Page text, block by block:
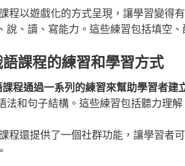
程以遊戲化的方式呈現，讓學習變得
說、讀、寫能力。這些練習包括填空
課程的練習和學習方式
程通過一系列的練習來幫助學習者建
法和句子結構。這些練習包括聽力理
程還提供了一個社群功能，讓學習者